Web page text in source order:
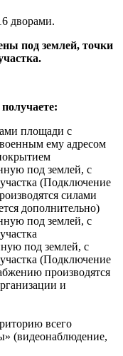
дворами.
под землей, точки
площади с
ему адресом
под землей, с
(Подключение
силами
дополнительно)
под землей, с
под землей, с
(Подключение
производятся
и
всего
(видеонаблюдение,